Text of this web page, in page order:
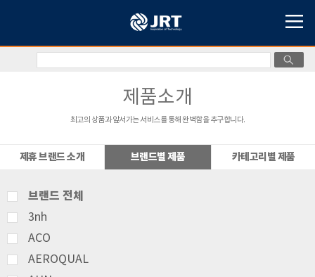
제품소개
최고의 상품과 앞서가는 서비스를 통해 완벽함을 추구합니다.
제휴 브랜드 소개 브랜드별 제품 카테고리별 제품
브랜드 전체
3nh
ACO
AEROQUAL